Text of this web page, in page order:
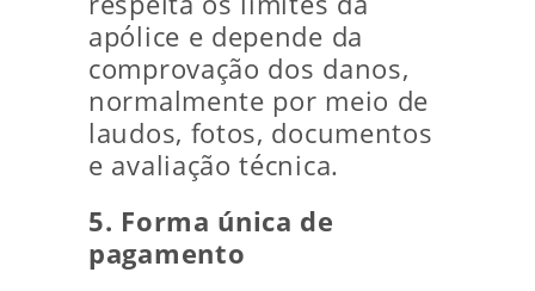
apólice e depende da
comprovação dos danos,
normalmente por meio de
laudos, fotos, documentos
e avaliação técnica.
5. Forma única de
pagamento